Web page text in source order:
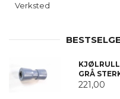
Verksted
GRÅ
221,00